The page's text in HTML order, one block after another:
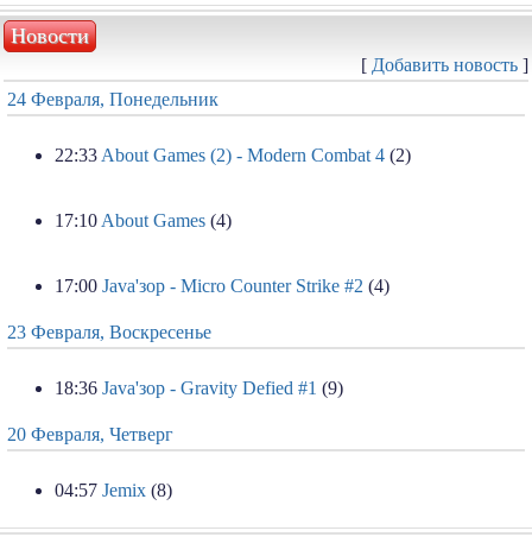
Новости
[ Добавить новость ]
24 Февраля, Понедельник
22:33 About Games (2) - Modern Combat 4 (2)
17:10 About Games (4)
17:00 Java'зор - Micro Counter Strike #2 (4)
23 Февраля, Воскресенье
18:36 Java'зор - Gravity Defied #1 (9)
20 Февраля, Четверг
04:57 Jemix (8)